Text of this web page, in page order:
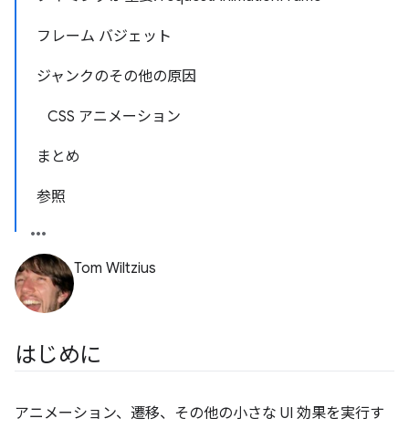
フレーム バジェット
ジャンクのその他の原因
CSS アニメーション
まとめ
参照
Tom Wiltzius
はじめに
アニメーション、遷移、その他の小さな UI 効果を実行す